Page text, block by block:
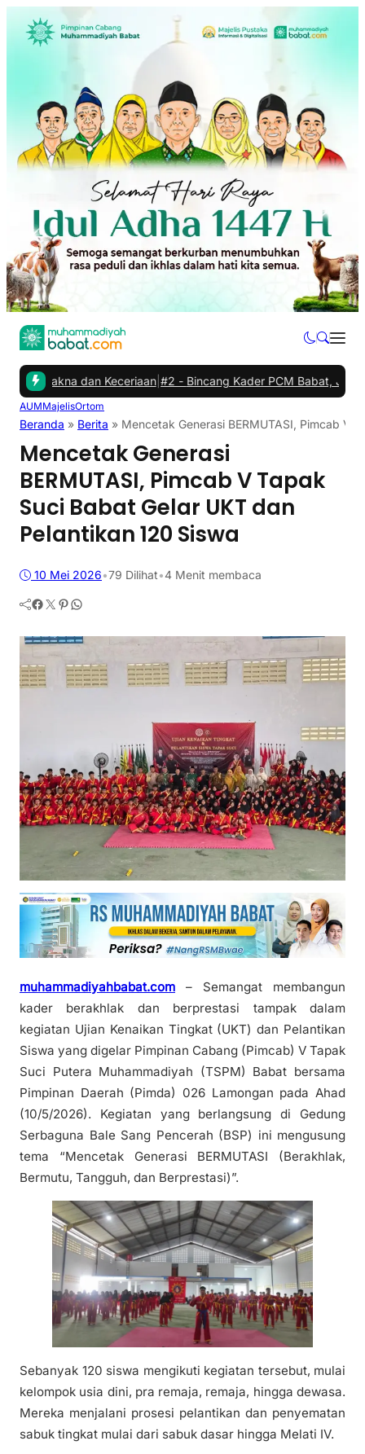
Keceriaan| #2 - Bincang Kader PCM Babat, Jembatani Aspirasi
AUMMajelisOrtom
Beranda » Berita » Mencetak Generasi BERMUTASI, Pimcab V
Mencetak Generasi
BERMUTASI, Pimcab V Tapak
Suci Babat Gelar UKT dan
Pelantikan 120 Siswa
10 Mei 2026•79 Dilihat•4 Menit membaca
Facebook Twitter Pinterest WhatsApp
muhammadiyahbabat.com – Semangat membangun
kader berakhlak dan berprestasi tampak dalam
kegiatan Ujian Kenaikan Tingkat (UKT) dan Pelantikan
Siswa yang digelar Pimpinan Cabang (Pimcab) V Tapak
Suci Putera Muhammadiyah (TSPM) Babat bersama
Pimpinan Daerah (Pimda) 026 Lamongan pada Ahad
(10/5/2026). Kegiatan yang berlangsung di Gedung
Serbaguna Bale Sang Pencerah (BSP) ini mengusung
tema “Mencetak Generasi BERMUTASI (Berakhlak,
Bermutu, Tangguh, dan Berprestasi)”.
Sebanyak 120 siswa mengikuti kegiatan tersebut, mulai
kelompok usia dini, pra remaja, remaja, hingga dewasa.
Mereka menjalani prosesi pelantikan dan penyematan
sabuk tingkat mulai dari sabuk dasar hingga Melati IV.